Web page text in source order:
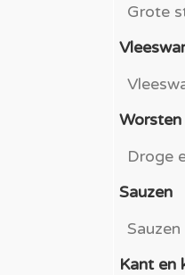
Grote
Worsten
Droge
Sauzen
Sauzen
Kant en